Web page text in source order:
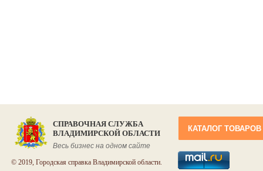
СПРАВОЧНАЯ СЛУЖБА
ВЛАДИМИРСКОЙ ОБЛАСТИ
Весь бизнес на одном сайте
КАТАЛОГ ТОВАРОВ
© 2019, Городская справка Владимирской области.